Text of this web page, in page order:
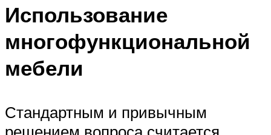
Использование
многофункциональной
мебели
Стандартным и привычным